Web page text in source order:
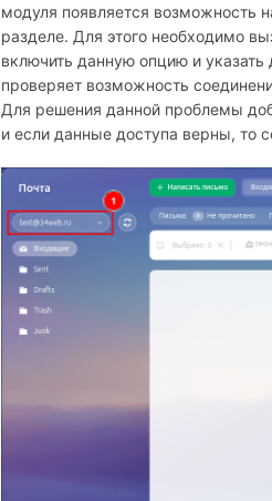
модуля появляется возможность
разделе. Для этого необходимо
включить данную опцию и
проверяет возможность
Для решения данной проблемы
и если данные доступа верны, то